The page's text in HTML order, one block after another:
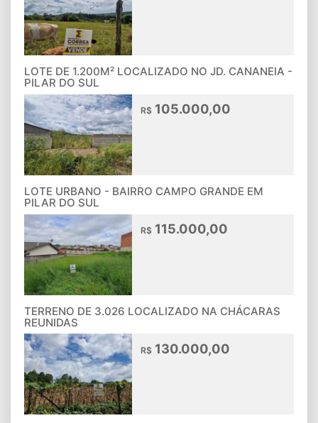
LOTE DE 1.200M² LOCALIZADO NO JD. CANANEIA -
PILAR DO SUL
R$ 105.000,00
LOTE URBANO - BAIRRO CAMPO GRANDE EM
PILAR DO SUL
R$ 115.000,00
TERRENO DE 3.026 LOCALIZADO NA CHÁCARAS
REUNIDAS
R$ 130.000,00